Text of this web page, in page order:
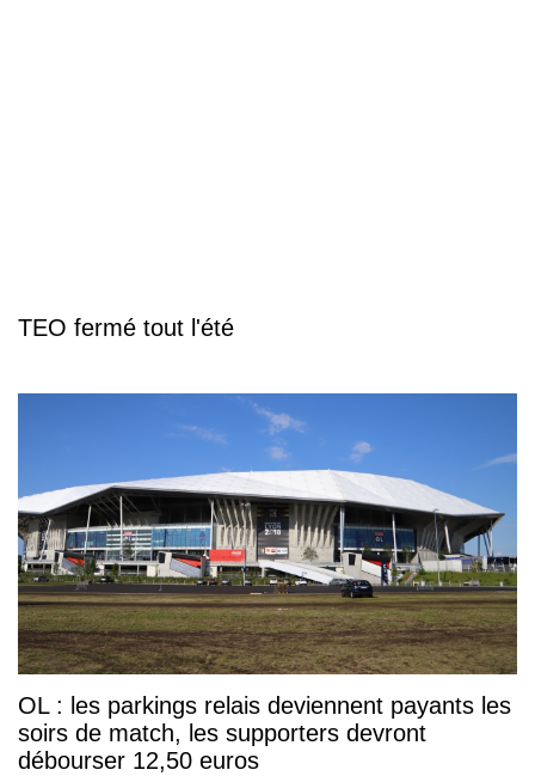
TEO fermé tout l'été
OL : les parkings relais deviennent payants les
soirs de match, les supporters devront
débourser 12,50 euros